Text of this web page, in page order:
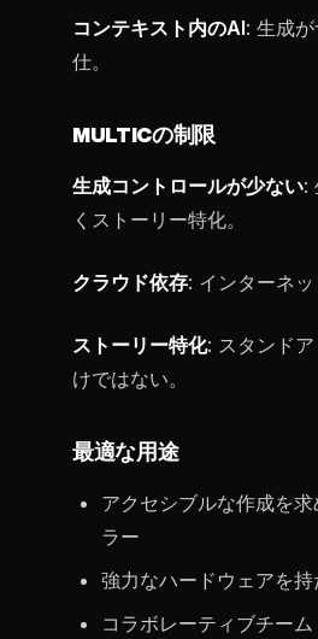
コンテキスト内のAI: 生成
仕。
MULTICの制限
生成コントロールが少ない:
くストーリー特化。
クラウド依存: インターネッ
ストーリー特化: スタンド
けではない。
最適な用途
アクセシブルな作成を
ラー
強力なハードウェアを
コラボレーティブチーム